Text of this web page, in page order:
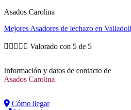
Asados Carolina
Mejores Asadores de lechazo en
     Valorado con 5 de 5
Información y datos de contacto de
Asados Carolina
Cómo llegar